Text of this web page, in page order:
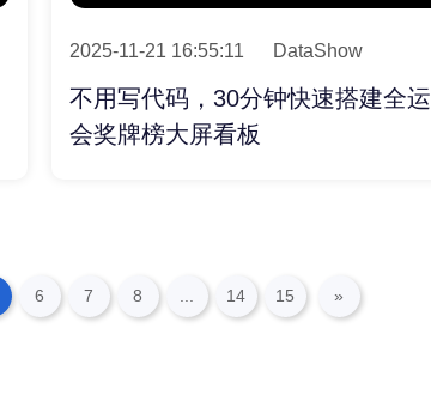
2025-11-21 16:55:11 DataShow
不用写代码，30分钟快速搭建全运
会奖牌榜大屏看板
6 7 8 14 15 »